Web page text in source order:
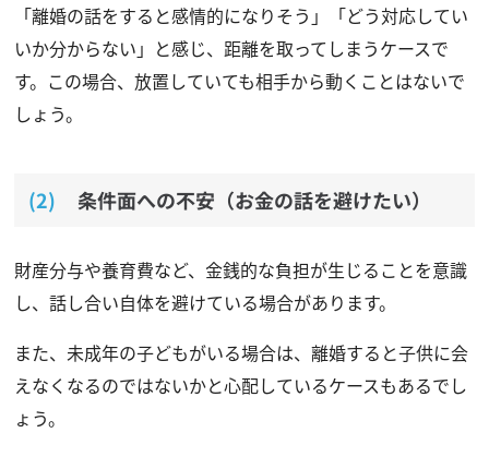
「離婚の話をすると感情的になりそう」「どう対応してい
いか分からない」と感じ、距離を取ってしまうケースで
す。この場合、放置していても相手から動くことはないで
しょう。
条件面への不安（お金の話を避けたい）
財産分与や養育費など、金銭的な負担が生じることを意識
し、話し合い自体を避けている場合があります。
また、未成年の子どもがいる場合は、離婚すると子供に会
えなくなるのではないかと心配しているケースもあるでし
ょう。